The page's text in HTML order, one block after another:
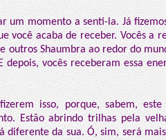
um momento a senti-la. Já
você acaba de receber. Vocês a
outros Shaumbra ao redor do
depois, vocês receberam essa
isso, porque, sabem,
Estão abrindo trilhas pela
diferente da sua. Ó, sim, será